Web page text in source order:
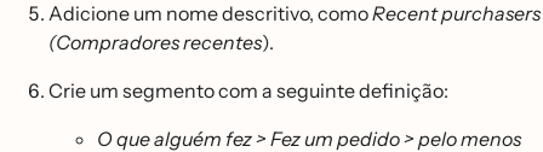
Adicione um nome descritivo, comoRecent purchasers
(Compradores recentes).
Crie um segmento com a seguinte definição:
O que alguém fez > Fez um pedido > pelo menos